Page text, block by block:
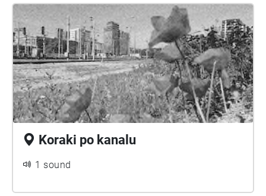
Koraki po kanalu
1 sound